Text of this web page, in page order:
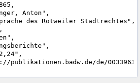
Anton",
des Rotweiler Stadtrechtes",
de/